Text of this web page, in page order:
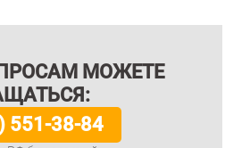
МОЖЕТЕ
551-38-84